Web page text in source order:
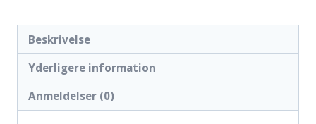
Beskrivelse
Yderligere information
Anmeldelser (0)